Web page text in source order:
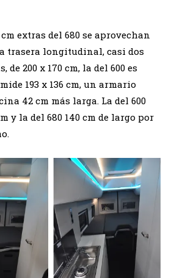
cm extras del 680 se aprovechan
trasera longitudinal, casi dos
de 200 x 170 cm, la del 600 es
193 x 136 cm, un armario
42 cm más larga. La del 600
y la del 680 140 cm de largo por